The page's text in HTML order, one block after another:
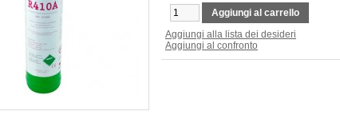
Aggiungi al carrello
Aggiungi alla lista dei desideri
Aggiungi al confronto